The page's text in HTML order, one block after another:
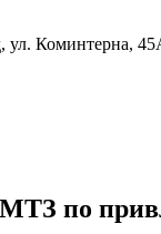
Коминтерна,
по